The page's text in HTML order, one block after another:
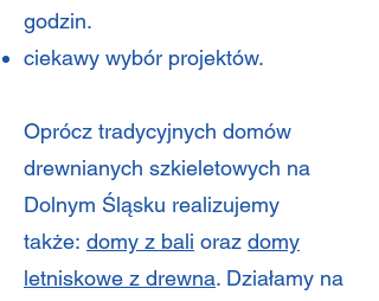
godzin.
ciekawy wybór projektów.
Oprócz tradycyjnych domów
drewnianych szkieletowych na
Dolnym Śląsku realizujemy
także: domy z bali oraz domy
letniskowe z drewna. Działamy na